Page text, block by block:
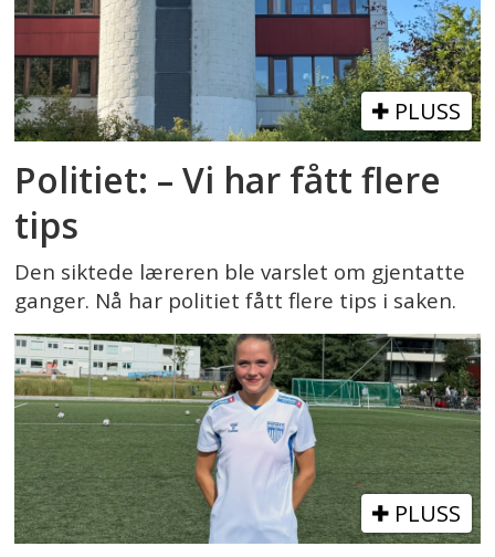
PLUSS
Politiet: – Vi har fått flere
tips
Den siktede læreren ble varslet om gjentatte
ganger. Nå har politiet fått flere tips i saken.
PLUSS